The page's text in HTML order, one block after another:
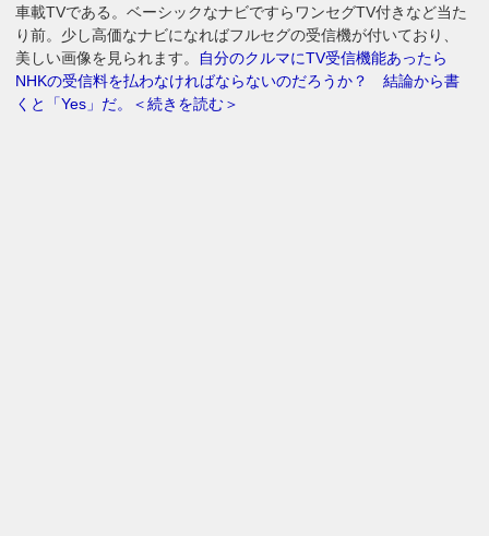
車載TVである。ベーシックなナビですらワンセグTV付きなど当た
り前。少し高価なナビになればフルセグの受信機が付いており、
美しい画像を見られます。 自分のクルマにTV受信機能あったら
NHKの受信料を払わなければならないのだろうか？ 結論から書
くと「Yes」だ。＜続きを読む＞